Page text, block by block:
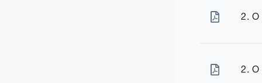
2. Ο
2. Ο